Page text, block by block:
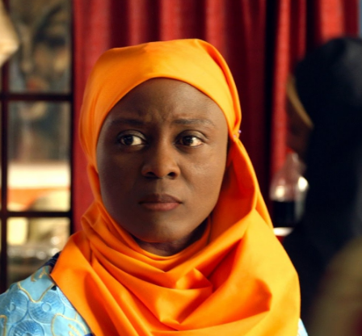
Films 2016